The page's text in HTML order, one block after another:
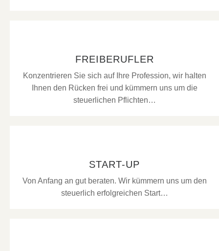
FREIBERUFLER
Konzentrieren Sie sich auf Ihre Profession, wir halten
Ihnen den Rücken frei und kümmern uns um die
steuerlichen Pflichten…
START-UP
Von Anfang an gut beraten. Wir kümmern uns um den
steuerlich erfolgreichen Start…